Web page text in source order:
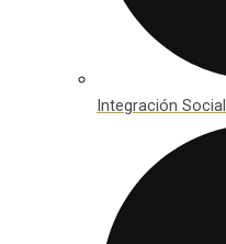
Integración Social